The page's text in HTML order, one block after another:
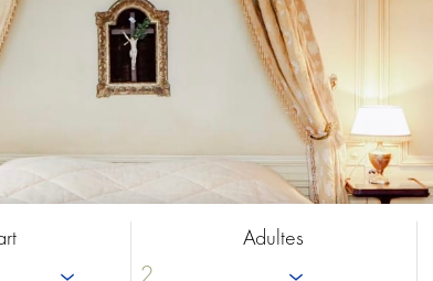
Adultes